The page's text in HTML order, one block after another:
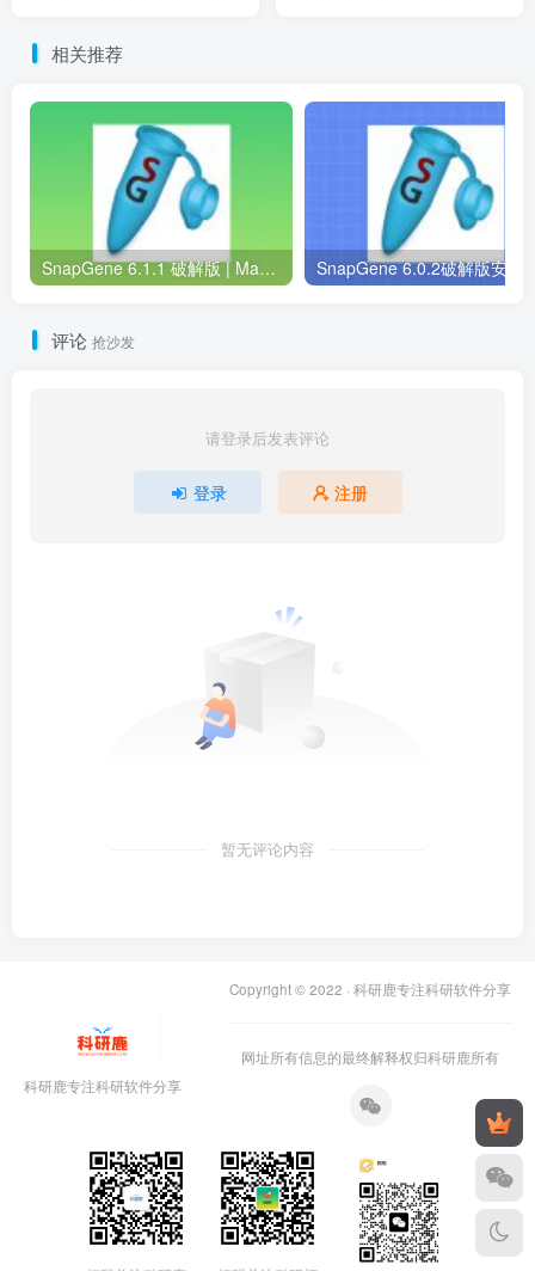
相关推荐
SnapGene 6.1.1 破解版 | Mac中文版 | 分子生物学软件 | 安装教程 | 一键安装版
评论 抢沙发
请登录后发表评论
登录 注册
暂无评论内容
科研鹿专注科研软件分享
Copyright © 2022 · 科研鹿专注科研软件分享
网址所有信息的最终解释权归科研鹿所有